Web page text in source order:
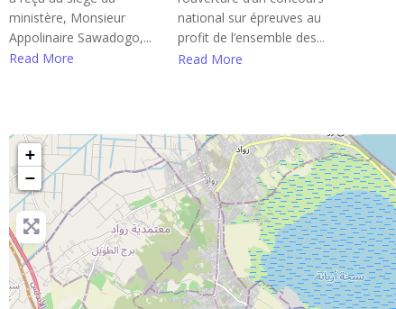
ministère, Monsieur
Appolinaire Sawadogo,...
Read More
national sur épreuves au
profit de l’ensemble des...
Read More
+
−